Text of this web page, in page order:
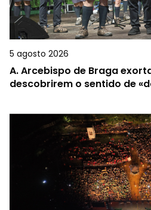
5 agosto 2026
A.Arcebispo de Braga
descobrirem o sentido de